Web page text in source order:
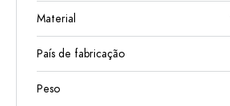
Material
País de fabricação
Peso